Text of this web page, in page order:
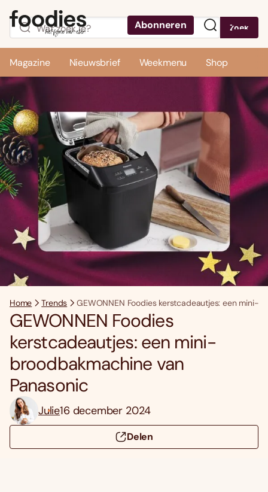
Abonneren Zoek
Magazine Nieuwsbrief Weekmenu Shop
Home Trends GEWONNEN Foodies kerstcadeautjes: een mini-
GEWONNEN Foodies
kerstcadeautjes: een mini-
broodbakmachine van
Panasonic
Julie16 december 2024
Delen